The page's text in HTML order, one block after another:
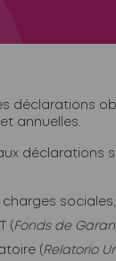
déclarations
annuelles.
déclarations
sociales,
(Fonds de
(Relatorio